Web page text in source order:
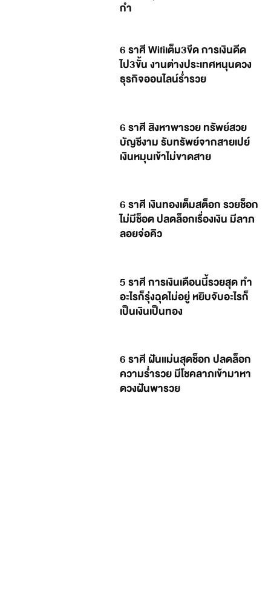
กำ
6 ราศี Wifiเต็ม3ขีด การเงินดีด
ไป3ขั้น งานต่างประเทศหนุนดวง
ธุรกิจออนไลน์ร่ำรวย
6 ราศี สิงหาพารวย ทรัพย์สวย
บัญชีงาม รับทรัพย์จากสายเปย์
เงินหมุนเข้าไม่ขาดสาย
6 ราศี เงินทองเต็มสต็อก รวยช็อก
ไม่มีช็อต ปลดล็อกเรื่องเงิน มีลาภ
ลอยจ่อคิว
5 ราศี การเงินเดือนนี้รวยสุด ทำ
อะไรก็รุ่งฉุดไม่อยู่ หยิบจับอะไรก็
เป็นเงินเป็นทอง
6 ราศี ฝันแม่นสุดช็อก ปลดล็อก
ความร่ำรวย มีโชคลาภเข้ามาหา
ดวงฝันพารวย